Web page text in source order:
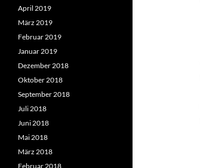
April 2019
März 2019
Februar 2019
Januar 2019
Dezember 2018
Oktober 2018
September 2018
Juli 2018
Juni 2018
Mai 2018
März 2018
Februar 2018